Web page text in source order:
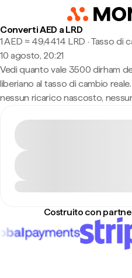
Converti AED a LRD
1 AED ≈ 49,4414 LRD · Tasso di
10 agosto, 20:21
Vedi quanto vale 3500 dirham
liberiano al tasso di cambio
nessun ricarico nascosto,
Costruito con